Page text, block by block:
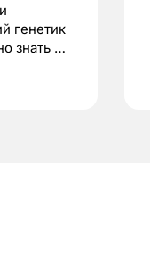
генетик
знать до